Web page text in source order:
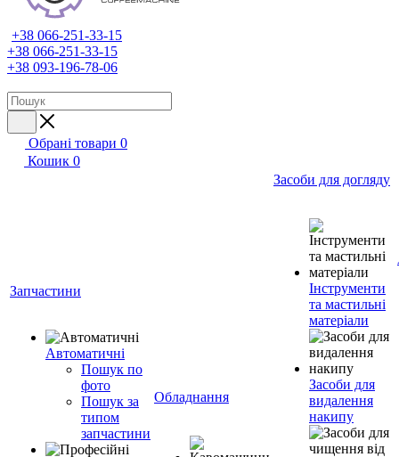
+38 066-251-33-15
+38 066-251-33-15
+38 093-196-78-06
Обрані товари 0
Кошик 0
Запчастини
Автоматичні
Пошук по
фото
Пошук за
типом
запчастини
Обладнання
Засоби для догляду
Інструменти
та мастильні
матеріали
Засоби для
видалення
накипу